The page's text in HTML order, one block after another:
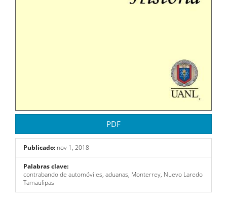
PDF
Publicado: nov 1, 2018
Palabras clave:
contrabando de automóviles, aduanas, Monterrey, Nuevo Laredo
Tamaulipas